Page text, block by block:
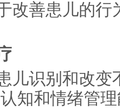
改善患儿的
儿识别和改
知和情绪管